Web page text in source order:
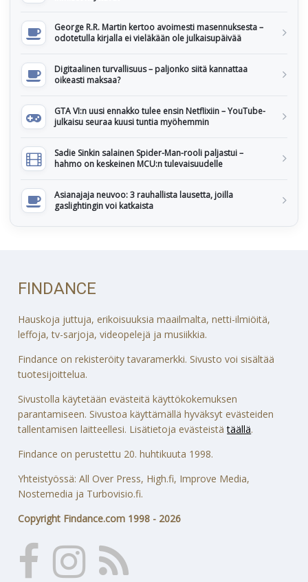
George R.R. Martin kertoo avoimesti masennuksesta –
odotetulla kirjalla ei vieläkään ole julkaisupäivää
Digitaalinen turvallisuus – paljonko siitä kannattaa
oikeasti maksaa?
GTA VI:n uusi ennakko tulee ensin Netflixiin – YouTube-
julkaisu seuraa kuusi tuntia myöhemmin
Sadie Sinkin salainen Spider-Man-rooli paljastui –
hahmo on keskeinen MCU:n tulevaisuudelle
Asianajaja neuvoo: 3 rauhallista lausetta, joilla
gaslightingin voi katkaista
FINDANCE
Hauskoja juttuja, erikoisuuksia maailmalta, netti-ilmiöitä,
leffoja, tv-sarjoja, videopelejä ja musiikkia.
Findance on rekisteröity tavaramerkki. Sivusto voi sisältää
tuotesijoittelua.
Sivustolla käytetään evästeitä käyttökokemuksen
parantamiseen. Sivustoa käyttämällä hyväksyt evästeiden
tallentamisen laitteellesi. Lisätietoja evästeistätäällä.
Findance on perustettu 20. huhtikuuta 1998.
Yhteistyössä: All Over Press, High.fi, Improve Media,
Nostemedia ja Turbovisio.fi.
Copyright Findance.com 1998 - 2026